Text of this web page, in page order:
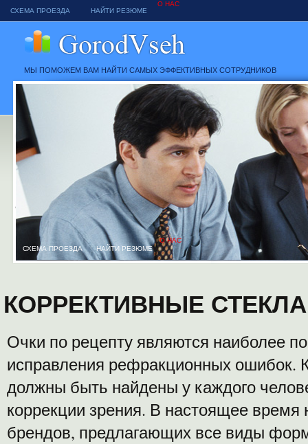
СХЕМА ПРОЕЗДА
О НАС
НАЙТИ РЕЗЮМЕ
МЫ ПОМОЖЕМ ВАМ НАЙТИ САМЫХ ЭФФЕКТИВНЫХ СОТРУДНИКОВ
СХЕМА ПРОЕЗДА
О НАС
НАЙТИ РЕЗЮМЕ
КОРРЕКТИВНЫЕ СТЕКЛА
Очки по рецепту являются наиболее
исправления рефракционных ошибок.
должны быть найдены у каждого
коррекции зрения. В настоящее время
брендов, предлагающих все виды